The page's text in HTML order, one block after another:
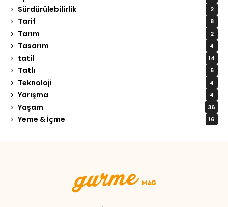
Sürdürülebilirlik 2
Tarif 8
Tarım 2
Tasarım 4
tatil 14
Tatlı 5
Teknoloji 4
Yarışma 4
Yaşam 36
Yeme & İçme 16